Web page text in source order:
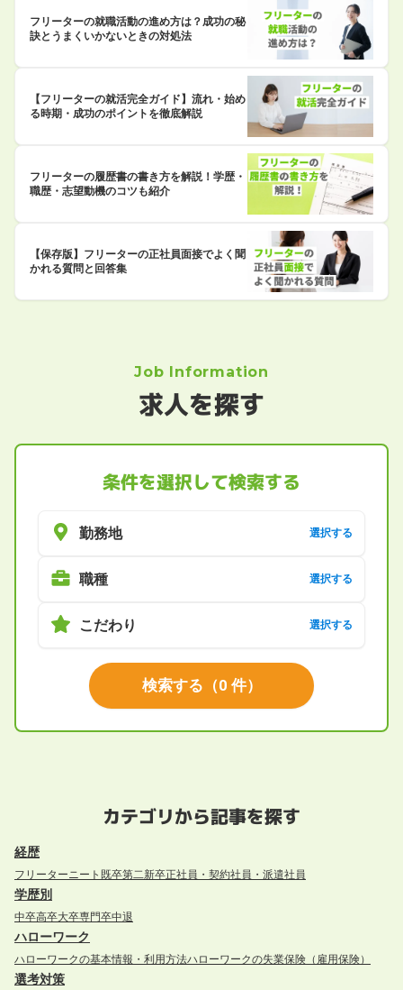
フリーターの就職活動の進め方は？成功の秘
訣とうまくいかないときの対処法
【フリーターの就活完全ガイド】流れ・始め
る時期・成功のポイントを徹底解説
フリーターの履歴書の書き方を解説！学歴・
職歴・志望動機のコツも紹介
【保存版】フリーターの正社員面接でよく聞
かれる質問と回答集
Job Information
求人を探す
条件を選択して検索する
勤務地 選択する
職種 選択する
こだわり 選択する
検索する （0 件）
カテゴリから記事を探す
経歴
フリーターニート 既卒第二新卒正社員・契約社員・派遣社員
学歴別
中卒高卒大卒専門卒中退
ハローワーク
ハローワークの基本情報・利用方法ハローワークの失業保険（雇用保険）
選考対策